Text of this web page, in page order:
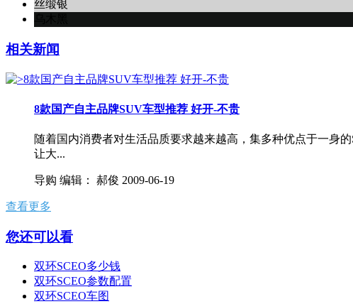
丝缎银
相关新闻
8款国产自主品牌SUV车型推荐 好开-不贵
随着国内消费者对生活品质要求越来越高，集多种优点于一身
让大...
导购 编辑： 郝俊 2009-06-19
查看更多
您还可以看
双环SCEO多少钱
双环SCEO参数配置
双环SCEO车图